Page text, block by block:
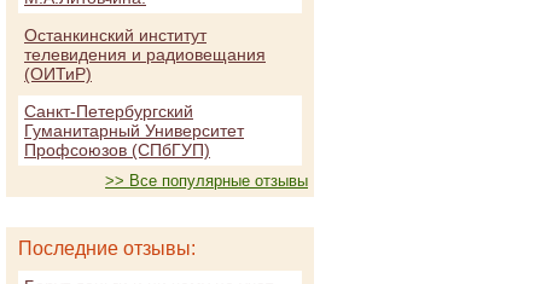
Останкинский институт
телевидения и радиовещания
(ОИТиР)
Санкт-Петербургский
Гуманитарный Университет
Профсоюзов (СПбГУП)
>> Все популярные отзывы
Последние отзывы: